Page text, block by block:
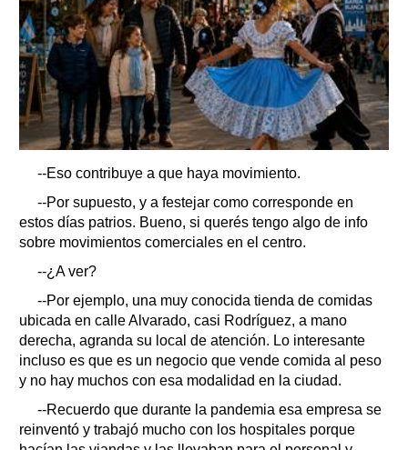
--Eso contribuye a que haya movimiento.
--Por supuesto, y a festejar como corresponde en
estos días patrios. Bueno, si querés tengo algo de info
sobre movimientos comerciales en el centro.
--¿A ver?
--Por ejemplo, una muy conocida tienda de comidas
ubicada en calle Alvarado, casi Rodríguez, a mano
derecha, agranda su local de atención. Lo interesante
incluso es que es un negocio que vende comida al peso
y no hay muchos con esa modalidad en la ciudad.
--Recuerdo que durante la pandemia esa empresa se
reinventó y trabajó mucho con los hospitales porque